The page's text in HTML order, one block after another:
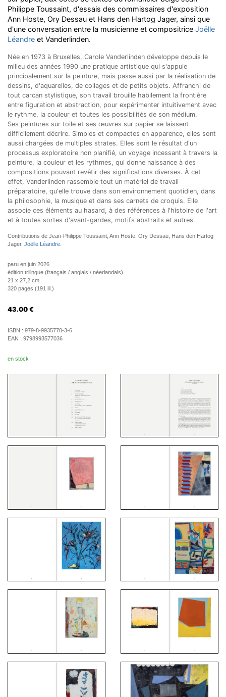
Philippe Toussaint, d'essais des commissaires d'exposition
Ann Hoste, Ory Dessau et Hans den Hartog Jager, ainsi que
d'une conversation entre la musicienne et compositrice Joëlle
Léandre et Vanderlinden.
Née en 1973 à Bruxelles, Carole Vanderlinden développe depuis le
milieu des années 1990 une pratique artistique qui s'appuie
principalement sur la peinture, mais passe aussi par la réalisation de
dessins, d'aquarelles, de collages et de petits objets. Affranchi de
tout carcan stylistique, son travail brouille habilement la frontière
entre figuration et abstraction, pour expérimenter intuitivement avec
le rythme, la couleur et toutes les possibilités de son médium.
Ses peintures sur toile et ses œuvres sur papier se laissent
difficilement décrire. Simples et compactes en apparence, elles sont
aussi chargées de multiples strates. Elles sont le résultat d'un
processus exploratoire non planifié, un voyage incessant à travers la
peinture, la couleur et les rythmes, qui donne naissance à des
compositions pouvant revêtir des significations diverses. À cet
effet, Vanderlinden rassemble tout un matériel de travail
préparatoire, qu'elle trouve dans son environnement quotidien, dans
la philosophie, la musique et dans ses carnets de croquis. Elle
associe ces éléments au hasard, à des références à l'histoire de l'art
et à toutes sortes d'avant-gardes, motifs abstraits et autres.
Contributions de Jean-Philippe Toussaint, Ann Hoste, Ory Dessau, Hans den Hartog
Jager, Joëlle Léandre
paru en juin 2026
édition trilingue (français / anglais / néerlandais)
21 x 27,2 cm
320 pages (191 ill.)
43.00 €
ISBN : 979-8-9935770-3-6
EAN : 9798993577036
en stock